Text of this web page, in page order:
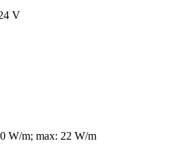
V
W/m; max: 22 W/m